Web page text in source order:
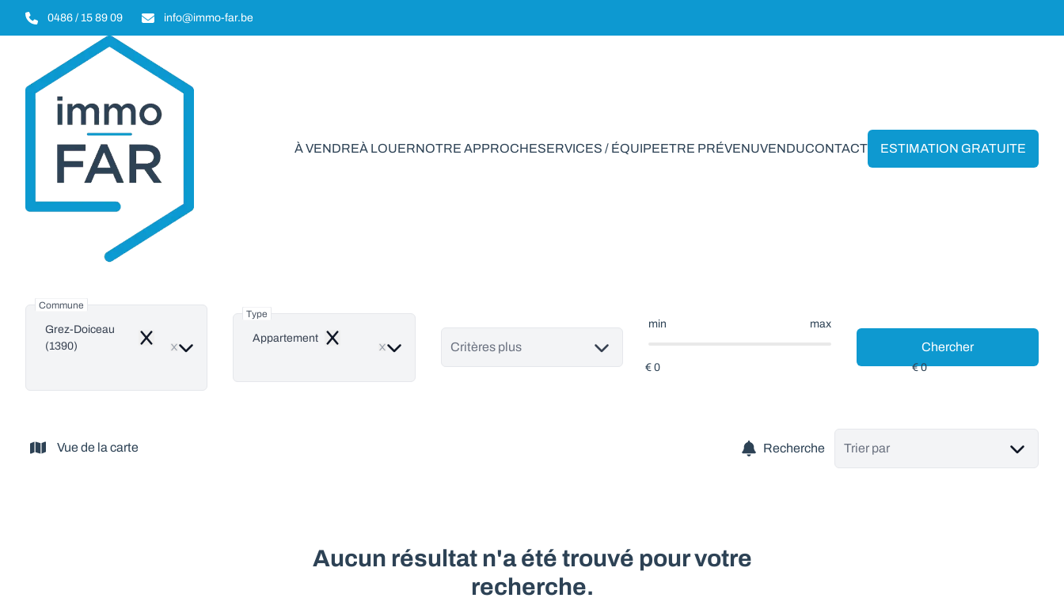
Aller au contenu principal
0486 / 15 89 09 info@immo-far.be
À VENDREÀ LOUERNOTRE APPROCHESERVICES / ÉQUIPEETRE PRÉVENUVENDUCONTACT ESTIMATION GRATUITE
Appartement à vendre en Grez-Doiceau
Commune
Grez-Doiceau
(1390)
Remove
Type
Appartement Remove Critères plus
min max
Chercher
Vue de la carte Recherche Trier par
Aucun résultat n'a été trouvé pour votre
recherche.